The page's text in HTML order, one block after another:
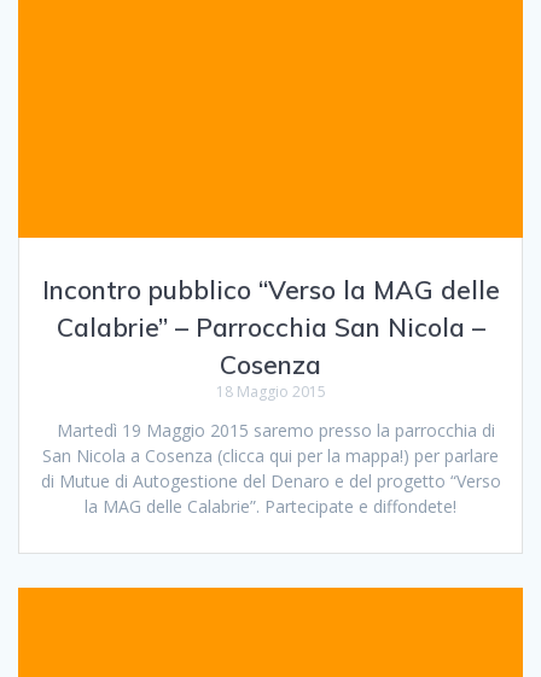
Incontro pubblico “Verso la MAG delle
Calabrie” – Parrocchia San Nicola –
Cosenza
18 Maggio 2015
Martedì 19 Maggio 2015 saremo presso la parrocchia di
San Nicola a Cosenza (clicca qui per la mappa!) per parlare
di Mutue di Autogestione del Denaro e del progetto “Verso
la MAG delle Calabrie”. Partecipate e diffondete!